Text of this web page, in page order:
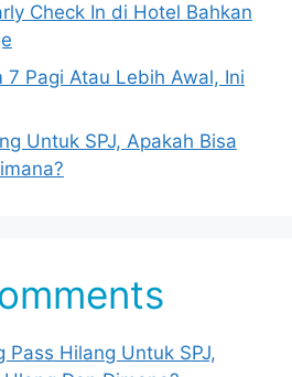
Check In di Hotel Bahkan
7 Pagi Atau Lebih Awal, Ini
Untuk SPJ, Apakah Bisa
Pass Hilang Untuk SPJ,